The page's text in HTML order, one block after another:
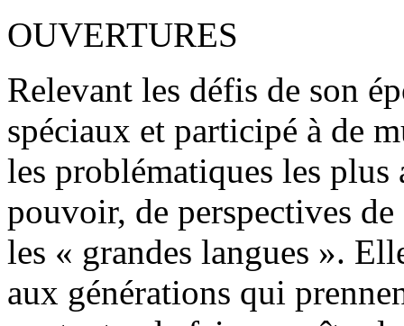
OUVERTURES
Relevant les défis de son
spéciaux et participé à de
les problématiques les plus
pouvoir, de perspectives
les « grandes langues ».
aux générations qui